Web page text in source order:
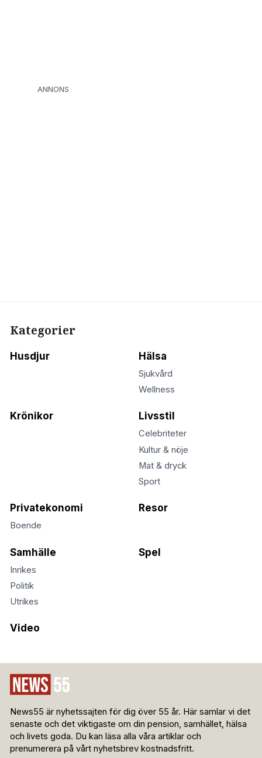
ANNONS
Kategorier
Husdjur Hälsa
Sjukvård
Wellness
Krönikor Livsstil
Celebriteter
Kultur & nöje
Mat & dryck
Sport
Privatekonomi
Boende
Resor
Samhälle
Inrikes
Politik
Utrikes
Spel
Video
News55 är nyhetssajten för dig över 55 år. Här samlar vi det
senaste och det viktigaste om din pension, samhället, hälsa
och livets goda. Du kan läsa alla våra artiklar och
prenumerera på vårt nyhetsbrev kostnadsfritt.